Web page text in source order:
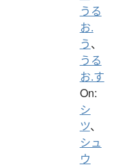
うる
お.
う、
うる
お.す
On:
シ
ツ、
シュ
ウ